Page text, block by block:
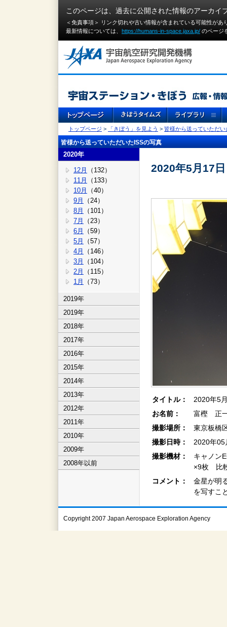
このページは、過去に公開された情報のアーカイ
＜免責事項＞ リンク切れや古い情報が含まれている可能性が
最新情報については、 https://humans-in-space.jaxa.jp/ のページ
トップページ > 「きぼう」を見よう > 皆様から送っていただい
皆様から送っていただいたISSの写真
2020年
12月
（132）
11月
（133）
10月
（40）
9月
（24）
8月
（101）
7月
（23）
6月
（59）
5月
（57）
4月
（146）
3月
（104）
2月
（115）
1月
（73）
2019年
2019年
2018年
2017年
2016年
2015年
2014年
2013年
2012年
2011年
2010年
2009年
2008年以前
2020年5月17
タイトル：
2020年5
お名前：
富樫 正
撮影場所：
東京板橋
撮影日時：
2020年
撮影機材：
キャノ
×9枚 比
コメント：
金星が明
を写すこ
Copyright 2007 Japan Aerospace Exploration Agency